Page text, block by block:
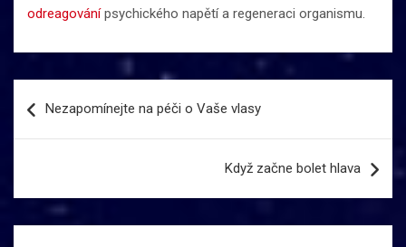
odreagovánípsychického napětí a regeneraci organismu.
proNezapomínejte na péči o Vaše vlasy
Když začne bolet hlava